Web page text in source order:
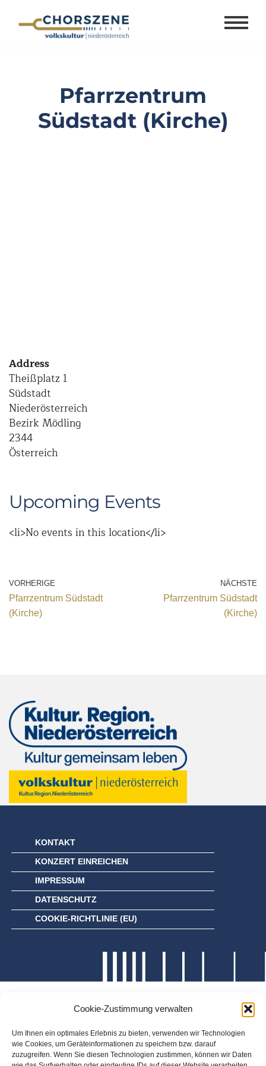
Cookie-Zustimmung verwalten
Um Ihnen ein optimales Erlebnis zu bieten, verwenden wir Technologien
wie Cookies, um Geräteinformationen zu speichern bzw. darauf
zuzugreifen. Wenn Sie diesen Technologien zustimmen, können wir Daten
Pfarrzentrum
Südstadt (Kirche)
Address
Theißplatz 1
Südstadt
Niederösterreich
Bezirk Mödling
2344
Österreich
Upcoming Events
<li>No events in this location</li>
VORHERIGE
Pfarrzentrum Südstadt
(Kirche)
NÄCHSTE
Pfarrzentrum Südstadt
(Kirche)
KONTAKT
KONZERT EINREICHEN
IMPRESSUM
DATENSCHUTZ
COOKIE-RICHTLINIE (EU)